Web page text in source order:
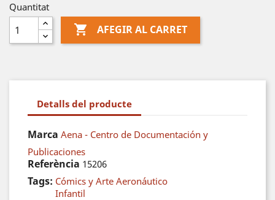
Quantitat
 AFEGIR AL CARRET
Detalls del producte
Marca Aena - Centro de Documentación y
Publicaciones
Referència 15206
Tags: Cómics y Arte Aeronáutico
Infantil